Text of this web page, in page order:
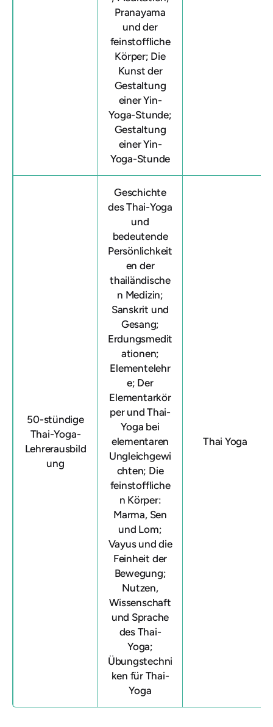
Pranayama
und der
feinstoffliche
Körper; Die
Kunst der
Gestaltung
einer Yin-
Yoga-Stunde;
Gestaltung
einer Yin-
Yoga-Stunde
50-stündige
Thai-Yoga-
Lehrerausbild
ung
Geschichte
des Thai-Yoga
und
bedeutende
Persönlichkeit
en der
thailändische
n Medizin;
Sanskrit und
Gesang;
Erdungsmedit
ationen;
Elementelehr
e; Der
Elementarkör
per und Thai-
Yoga bei
elementaren
Ungleichgewi
chten; Die
feinstoffliche
n Körper:
Marma, Sen
und Lom;
Vayus und die
Feinheit der
Bewegung;
Nutzen,
Wissenschaft
und Sprache
des Thai-
Yoga;
Übungstechni
ken für Thai-
Yoga
Thai Yoga